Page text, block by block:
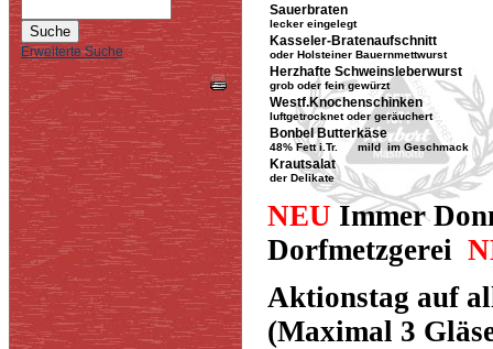
Erweiterte Suche
Sauerbraten
lecker eingelegt
Kasseler-Bratenaufschnitt
oder Holsteiner Bauernmettwurst
Herzhafte Schweinsleberwurst
grob oder fein gewürzt
Westf.Knochenschinken
luftgetrocknet oder geräuchert
Bonbel Butterkäse
48% Fett i.Tr. mild im Geschmack
Krautsalat
der Delikate
NEU Immer
Dorfmetzgerei
Aktionstag auf
(Maximal 3